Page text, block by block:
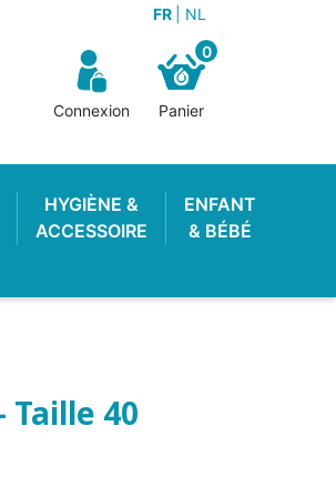
FR NL
Connexion
0
Panier
HYGIÈNE &
ACCESSOIRE
ENFANT
& BÉBÉ
40